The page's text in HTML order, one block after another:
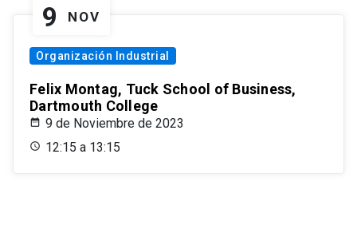
9 NOV
Organización Industrial
Felix Montag, Tuck School of Business,
Dartmouth College
9 de Noviembre de 2023
12:15 a 13:15